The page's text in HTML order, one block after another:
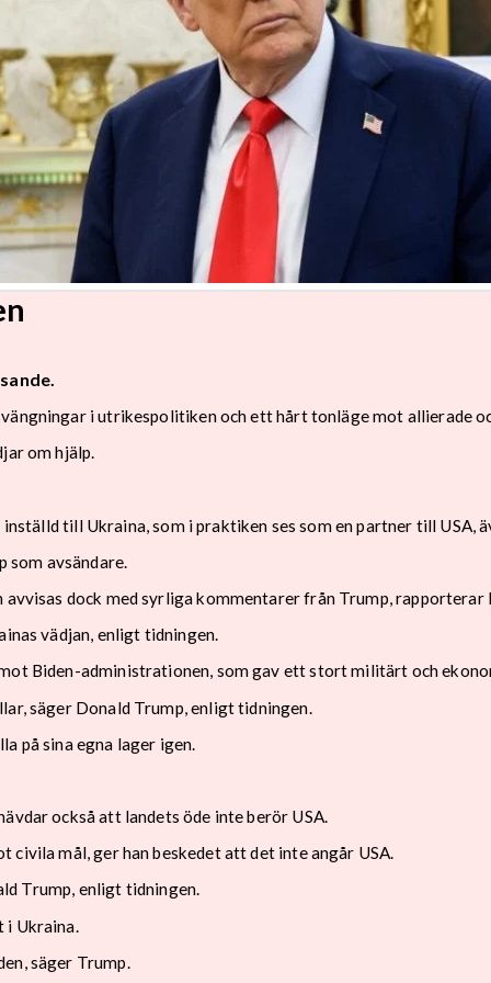
i utrikespolitiken och ett hårt tonläge mot allierade
om hjälp.
till Ukraina, som i praktiken ses som en partner till USA,
som avsändare.
dock med syrliga kommentarer från Trump, rapporterar
vädjan, enligt tidningen.
Biden-administrationen, som gav ett stort militärt och
säger Donald Trump, enligt tidningen.
på sina egna lager igen.
också att landets öde inte berör USA.
mål, ger han beskedet att det inte angår USA.
Trump, enligt tidningen.
Ukraina.
säger Trump.